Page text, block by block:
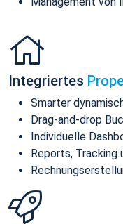
Integriertes
Smarter
Drag-and-drop
Individuelle
Reports, Tracking